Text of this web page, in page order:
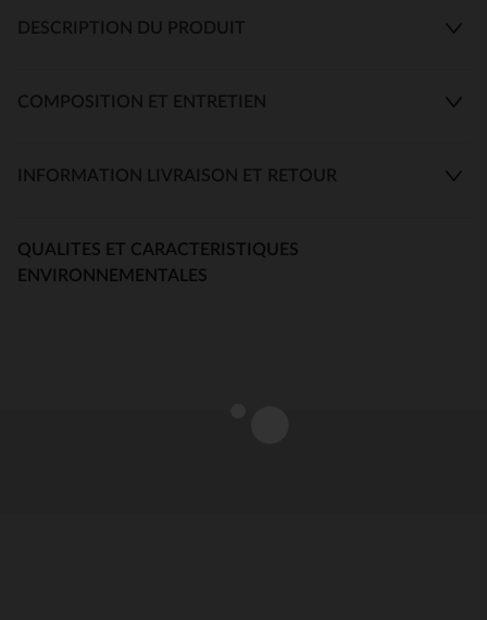
DESCRIPTION DU PRODUIT
COMPOSITION ET ENTRETIEN
INFORMATION LIVRAISON ET RETOUR
QUALITES ET CARACTERISTIQUES
ENVIRONNEMENTALES